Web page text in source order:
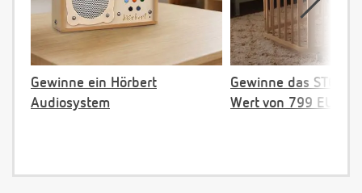
Gewinne ein Hörbert
Audiosystem
Gewinne das
Wert von 799 EUR